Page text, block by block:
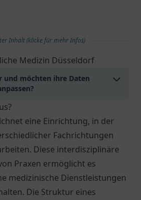
Inhalt (klicke für mehr Infos)
Medizin Düsseldorf
und möchten ihre Daten
eine Einrichtung, in der
Fachrichtungen
Diese interdisziplinäre
Praxen ermöglicht es
medizinische Dienstleistungen
Die Struktur eines